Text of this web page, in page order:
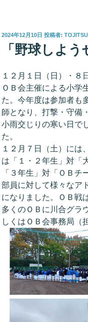
投
2024年12月10日 投稿者:
「野球しよ
１２月１日（日）・８
ＯＢ会主催による小学
た。今年度は参加者も
師となり、打撃・守備
小雨交じりの寒い日で
た。
１２月７日（土）には
は「１・２年生」対「
「３年生」対「ＯＢ
部員に対して様々なア
になりました。ＯＢ戦
多くのＯＢに川合グラ
しくはＯＢ会事務局（